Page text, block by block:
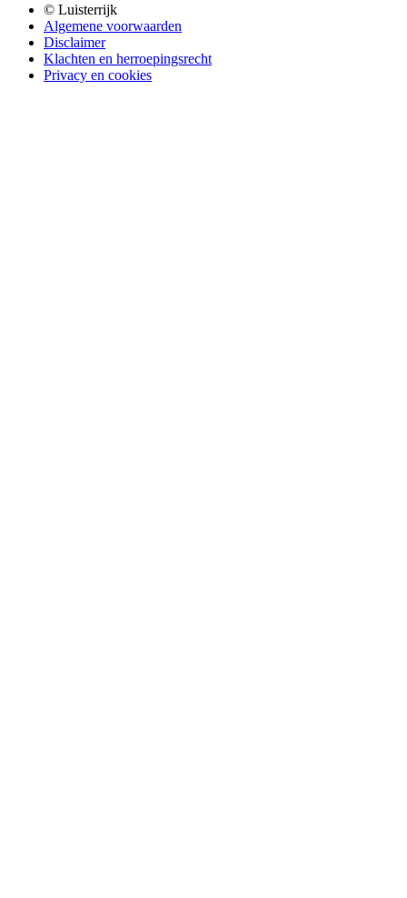
© Luisterrijk
Algemene voorwaarden
Disclaimer
Klachten en herroepingsrecht
Privacy en cookies